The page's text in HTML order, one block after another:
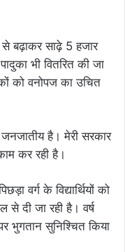
बढ़ाकर साढ़े 5 हजार
भी वितरित की जा
को वनोपज का उचित
है। मेरी सरकार
कर रही है।
वर्ग के विद्यार्थियों को
से दी जा रही है। वर्ष
भुगतान सुनिश्चित किया